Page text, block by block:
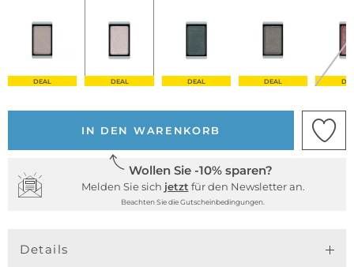
DEAL DEAL DEAL DEAL
IN DEN WARENKORB
Wollen Sie -10% sparen?
Melden Sie sich jetzt für den Newsletter an.
Beachten Sie die Gutscheinbedingungen.
Details